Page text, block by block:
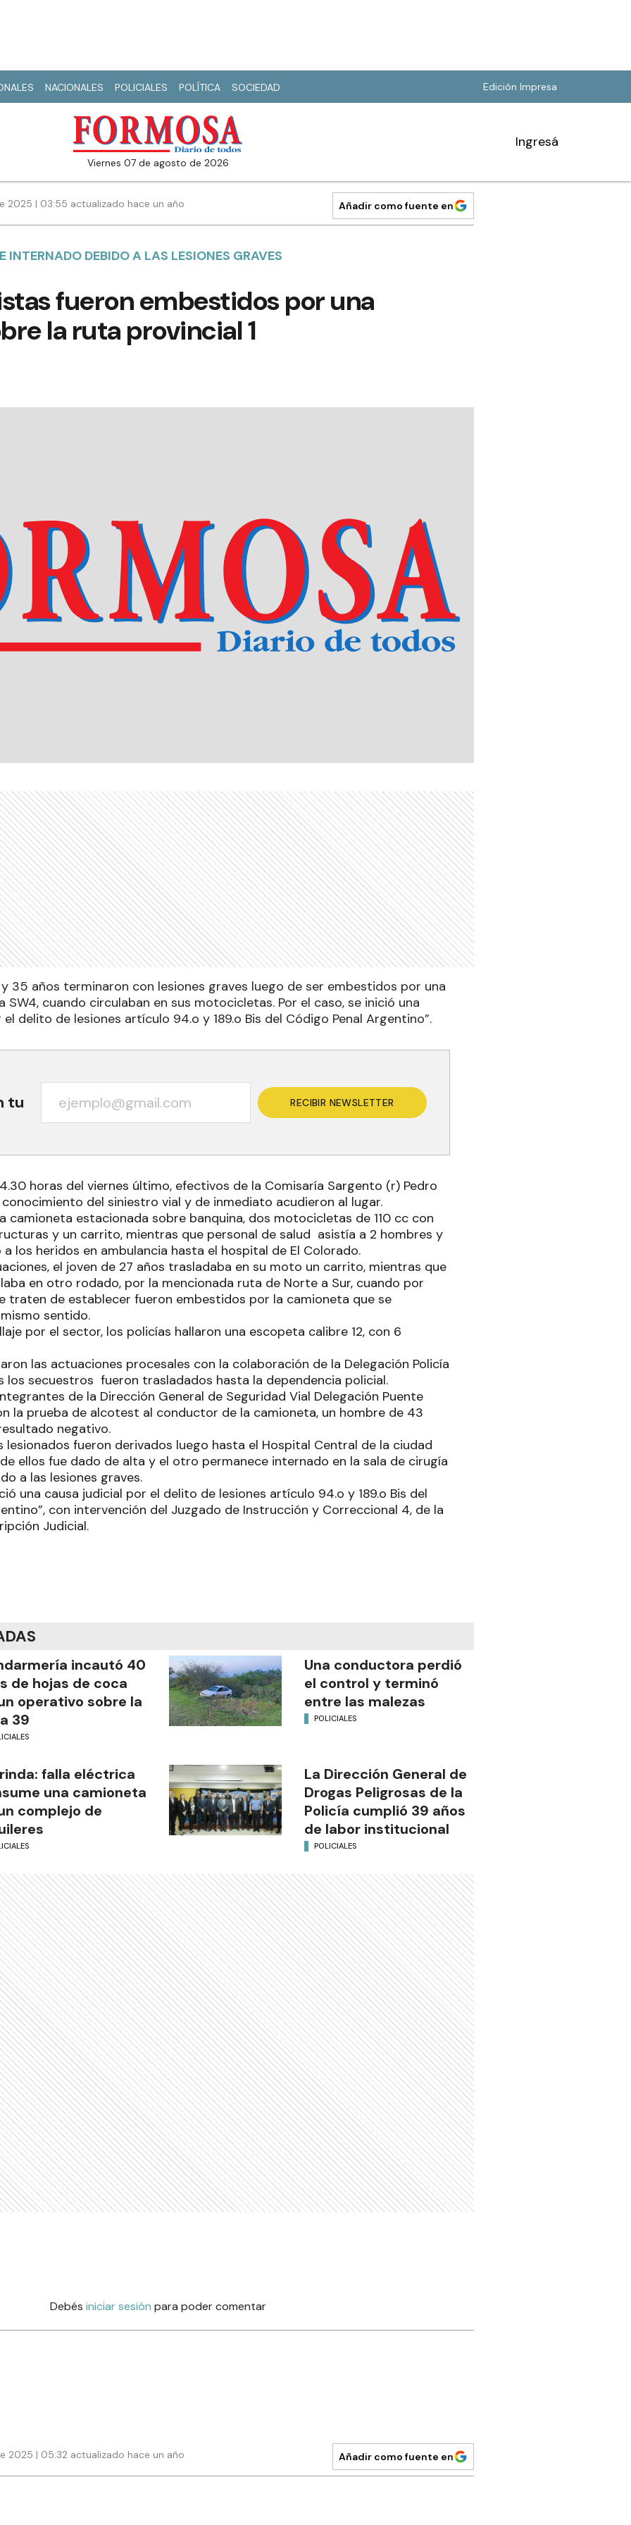
NACIONALES POLICIALES POLÍTICA SOCIEDAD Edición Impresa
viernes 07 de agosto de 2026
Ingresá
2025 | 03:55 actualizado hace un año Añadir como fuente en
INTERNADO DEBIDO A LAS LESIONES GRAVES
fueron embestidos por una
la ruta provincial 1
35 años terminaron con lesiones graves luego de ser embestidos por una
SW4, cuando circulaban en sus motocicletas. Por el caso, se inició una
delito de lesiones artículo 94.o y 189.o Bis del Código Penal Argentino”.
tu RECIBIR NEWSLETTER
horas del viernes último, efectivos de la Comisaría Sargento (r) Pedro
del siniestro vial y de inmediato acudieron al lugar.
camioneta estacionada sobre banquina, dos motocicletas de 110 cc con
y un carrito, mientras que personal de salud asistía a 2 hombres y
los heridos en ambulancia hasta el hospital de El Colorado.
el joven de 27 años trasladaba en su moto un carrito, mientras que
en otro rodado, por la mencionada ruta de Norte a Sur, cuando por
traten de establecer fueron embestidos por la camioneta que se
sentido.
por el sector, los policías hallaron una escopeta calibre 12, con 6
las actuaciones procesales con la colaboración de la Delegación Policía
los secuestros fueron trasladados hasta la dependencia policial.
de la Dirección General de Seguridad Vial Delegación Puente
la prueba de alcotest al conductor de la camioneta, un hombre de 43
negativo.
fueron derivados luego hasta el Hospital Central de la ciudad
ellos fue dado de alta y el otro permanece internado en la sala de cirugía
a las lesiones graves.
una causa judicial por el delito de lesiones artículo 94.o y 189.o Bis del
con intervención del Juzgado de Instrucción y Correccional 4, de la
Judicial.
incautó 40
de hojas de coca
operativo sobre la
39
Una conductora perdió
el control y terminó
entre las malezas
POLICIALES
falla eléctrica
una camioneta
complejo de
La Dirección General de
Drogas Peligrosas de la
Policía cumplió 39 años
de labor institucional
POLICIALES
Debés iniciar sesión para poder comentar
2025 | 05:32 actualizado hace un año Añadir como fuente en